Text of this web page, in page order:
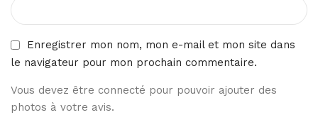
Enregistrer mon nom, mon e-mail et mon site dans
le navigateur pour mon prochain commentaire.
Vous devez être connecté pour pouvoir ajouter des
photos à votre avis.